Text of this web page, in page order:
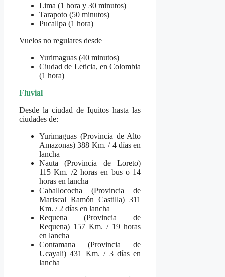
Lima (1 hora y 30 minutos)
Tarapoto (50 minutos)
Pucallpa (1 hora)
Vuelos no regulares desde
Yurimaguas (40 minutos)
Ciudad de Leticia, en Colombia
(1 hora)
Fluvial
Desde la ciudad de Iquitos hasta las
ciudades de:
Yurimaguas (Provincia de Alto
Amazonas) 388 Km. / 4 días en
lancha
Nauta (Provincia de Loreto)
115 Km. /2 horas en bus o 14
horas en lancha
Caballococha (Provincia de
Mariscal Ramón Castilla) 311
Km. / 2 días en lancha
Requena (Provincia de
Requena) 157 Km. / 19 horas
en lancha
Contamana (Provincia de
Ucayali) 431 Km. / 3 días en
lancha